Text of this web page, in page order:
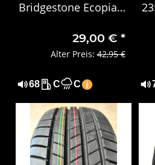
Bridgestone Ecopia
29,00 € *
Alter Preis:42,95 €
68 C C